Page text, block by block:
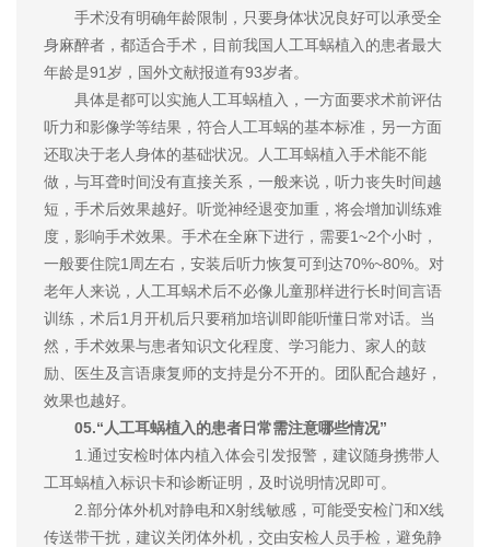
手术没有明确年龄限制，只要身体状况良好可以承受全
身麻醉者，都适合手术，目前我国人工耳蜗植入的患者最大
年龄是91岁，国外文献报道有93岁者。
具体是都可以实施人工耳蜗植入，一方面要求术前评估
听力和影像学等结果，符合人工耳蜗的基本标准，另一方面
还取决于老人身体的基础状况。人工耳蜗植入手术能不能
做，与耳聋时间没有直接关系，一般来说，听力丧失时间越
短，手术后效果越好。听觉神经退变加重，将会增加训练难
度，影响手术效果。手术在全麻下进行，需要1~2个小时，
一般要住院1周左右，安装后听力恢复可到达70%~80%。对
老年人来说，人工耳蜗术后不必像儿童那样进行长时间言语
训练，术后1月开机后只要稍加培训即能听懂日常对话。当
然，手术效果与患者知识文化程度、学习能力、家人的鼓
励、医生及言语康复师的支持是分不开的。团队配合越好，
效果也越好。
05.“人工耳蜗植入的患者日常需注意哪些情况”
1.通过安检时体内植入体会引发报警，建议随身携带人
工耳蜗植入标识卡和诊断证明，及时说明情况即可。
2.部分体外机对静电和X射线敏感，可能受安检门和X线
传送带干扰，建议关闭体外机，交由安检人员手检，避免静